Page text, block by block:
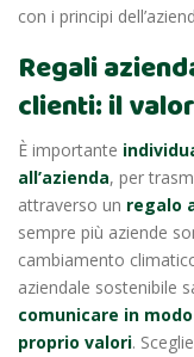
con i principi
Regali
clienti: il
È importante
all’azienda, per
attraverso un regalo
sempre più aziende
cambiamento
aziendale sostenibile
comunicare in
proprio valori.